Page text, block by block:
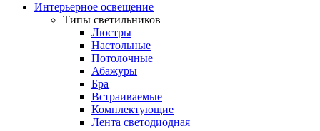
Интерьерное освещение
Типы светильников
Люстры
Настольные
Потолочные
Абажуры
Бра
Встраиваемые
Комплектующие
Лента светодиодная